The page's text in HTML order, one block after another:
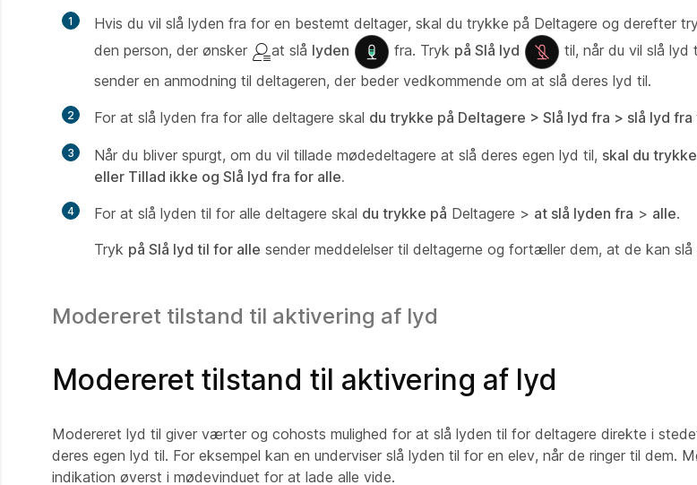
1
Hvis du vil slå lyden fra for en bestemt deltager, skal du trykke på Deltagere og derefter
den person, der ønsker
at slå lyden fra. Tryk på Slå lyd til, når du vil slå lyd
sender en anmodning til deltageren, der beder vedkommende om at slå deres lyd til.
2 For at slå lyden fra for alle deltagere skal du trykke på Deltagere > Slå lyd fra > slå lyd fra
3 Når du bliver spurgt, om du vil tillade mødedeltagere at slå deres egen lyd til, skal du
eller Tillad ikke og Slå lyd fra for alle.
4 For at slå lyden til for alle deltagere skal du trykke på Deltagere > at slå lyden fra > alle.
Tryk på Slå lyd til for alle sender meddelelser til deltagerne og fortæller dem, at de kan slå
Modereret tilstand til aktivering af lyd
Modereret tilstand til aktivering af lyd
Modereret lyd til giver værter og cohosts mulighed for at slå lyden til for deltagere direkte i
deres egen lyd til. For eksempel kan en underviser slå lyden til for en elev, når de ringer til dem.
indikation øverst i mødevinduet for at lade alle vide.